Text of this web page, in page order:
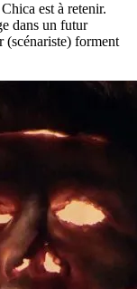
est à retenir.
dans un futur
(scénariste) forment